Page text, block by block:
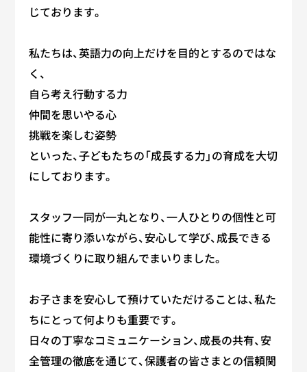
じております。
私たちは、英語力の向上だけを目的とするのではな
く、
自ら考え行動する力
仲間を思いやる心
挑戦を楽しむ姿勢
といった、子どもたちの「成長する力」の育成を大切
にしております。
スタッフ一同が一丸となり、一人ひとりの個性と可
能性に寄り添いながら、安心して学び、成長できる
環境づくりに取り組んでまいりました。
お子さまを安心して預けていただけることは、私た
ちにとって何よりも重要です。
日々の丁寧なコミュニケーション、成長の共有、安
全管理の徹底を通じて、保護者の皆さまとの信頼関